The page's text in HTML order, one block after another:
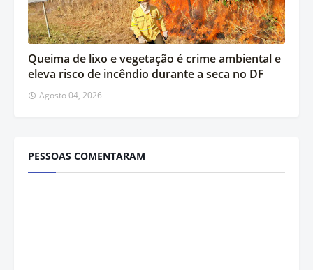
Queima de lixo e vegetação é crime ambiental e
eleva risco de incêndio durante a seca no DF
Agosto 04, 2026
PESSOAS COMENTARAM